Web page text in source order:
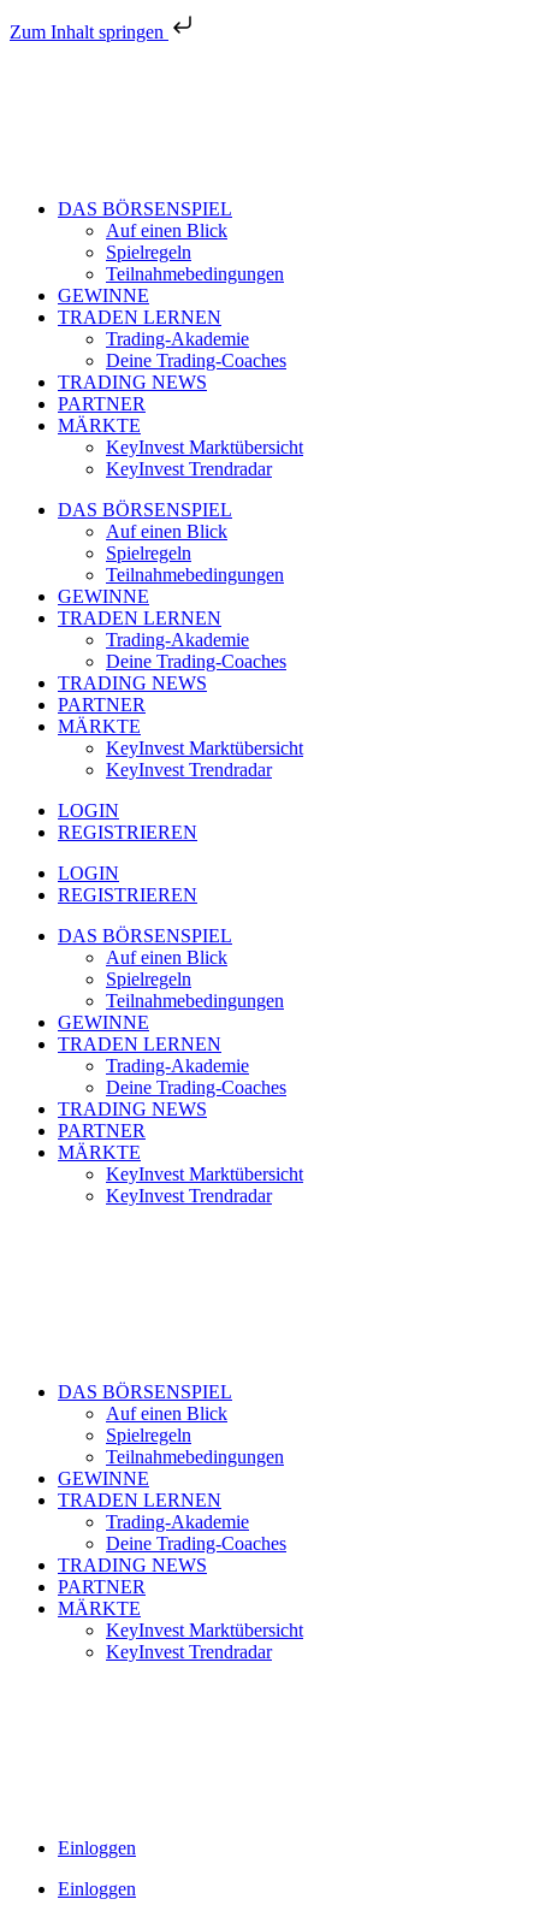
Zum Inhalt springen
DAS BÖRSENSPIEL
Auf einen Blick
Spielregeln
Teilnahmebedingungen
GEWINNE
TRADEN LERNEN
Trading-Akademie
Deine Trading-Coaches
TRADING NEWS
PARTNER
MÄRKTE
KeyInvest Marktübersicht
KeyInvest Trendradar
DAS BÖRSENSPIEL
Auf einen Blick
Spielregeln
Teilnahmebedingungen
GEWINNE
TRADEN LERNEN
Trading-Akademie
Deine Trading-Coaches
TRADING NEWS
PARTNER
MÄRKTE
KeyInvest Marktübersicht
KeyInvest Trendradar
LOGIN
REGISTRIEREN
LOGIN
REGISTRIEREN
DAS BÖRSENSPIEL
Auf einen Blick
Spielregeln
Teilnahmebedingungen
GEWINNE
TRADEN LERNEN
Trading-Akademie
Deine Trading-Coaches
TRADING NEWS
PARTNER
MÄRKTE
KeyInvest Marktübersicht
KeyInvest Trendradar
DAS BÖRSENSPIEL
Auf einen Blick
Spielregeln
Teilnahmebedingungen
GEWINNE
TRADEN LERNEN
Trading-Akademie
Deine Trading-Coaches
TRADING NEWS
PARTNER
MÄRKTE
KeyInvest Marktübersicht
KeyInvest Trendradar
Einloggen
Einloggen